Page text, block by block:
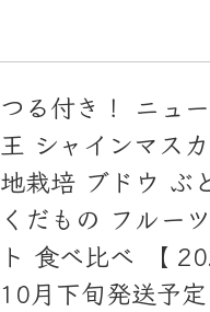
つる付き！ ニュ
王 シャインマス
地栽培 ブドウ ぶ
くだもの フルー
ト 食べ比べ 【
10月下旬発送予定